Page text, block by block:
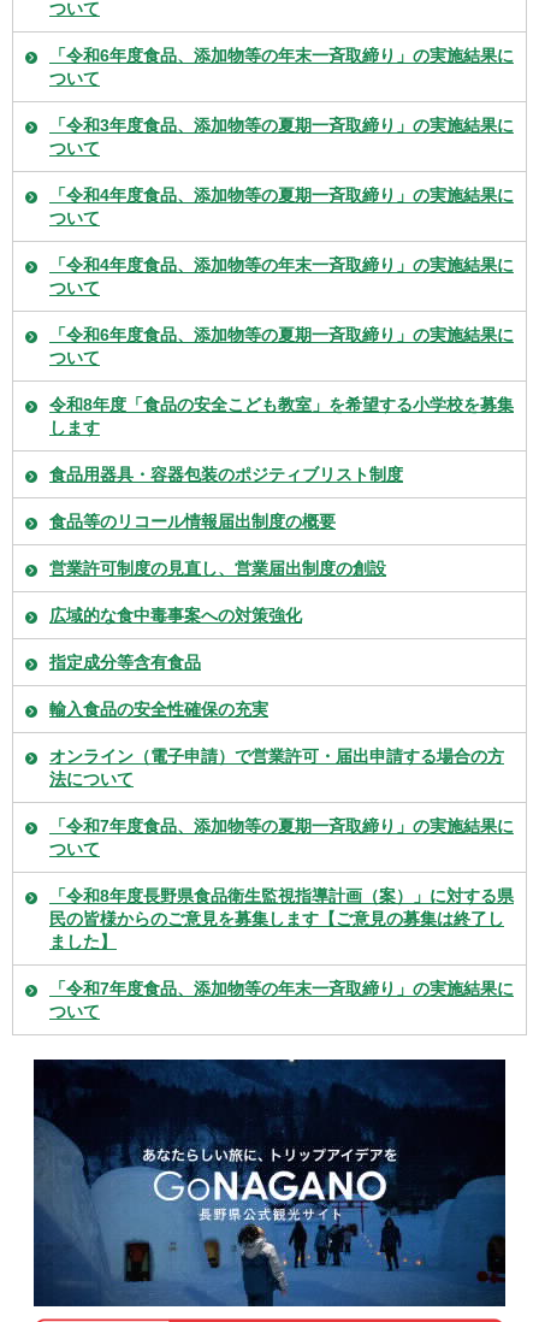
ついて
「令和6年度食品、添加物等の年末一斉取締り」の実施結果に
ついて
「令和3年度食品、添加物等の夏期一斉取締り」の実施結果に
ついて
「令和4年度食品、添加物等の夏期一斉取締り」の実施結果に
ついて
「令和4年度食品、添加物等の年末一斉取締り」の実施結果に
ついて
「令和6年度食品、添加物等の夏期一斉取締り」の実施結果に
ついて
令和8年度「食品の安全こども教室」を希望する小学校を募集
します
食品用器具・容器包装のポジティブリスト制度
食品等のリコール情報届出制度の概要
営業許可制度の見直し、営業届出制度の創設
広域的な食中毒事案への対策強化
指定成分等含有食品
輸入食品の安全性確保の充実
オンライン（電子申請）で営業許可・届出申請する場合の方
法について
「令和7年度食品、添加物等の夏期一斉取締り」の実施結果に
ついて
「令和8年度長野県食品衛生監視指導計画（案）」に対する県
民の皆様からのご意見を募集します【ご意見の募集は終了し
ました】
「令和7年度食品、添加物等の年末一斉取締り」の実施結果に
ついて